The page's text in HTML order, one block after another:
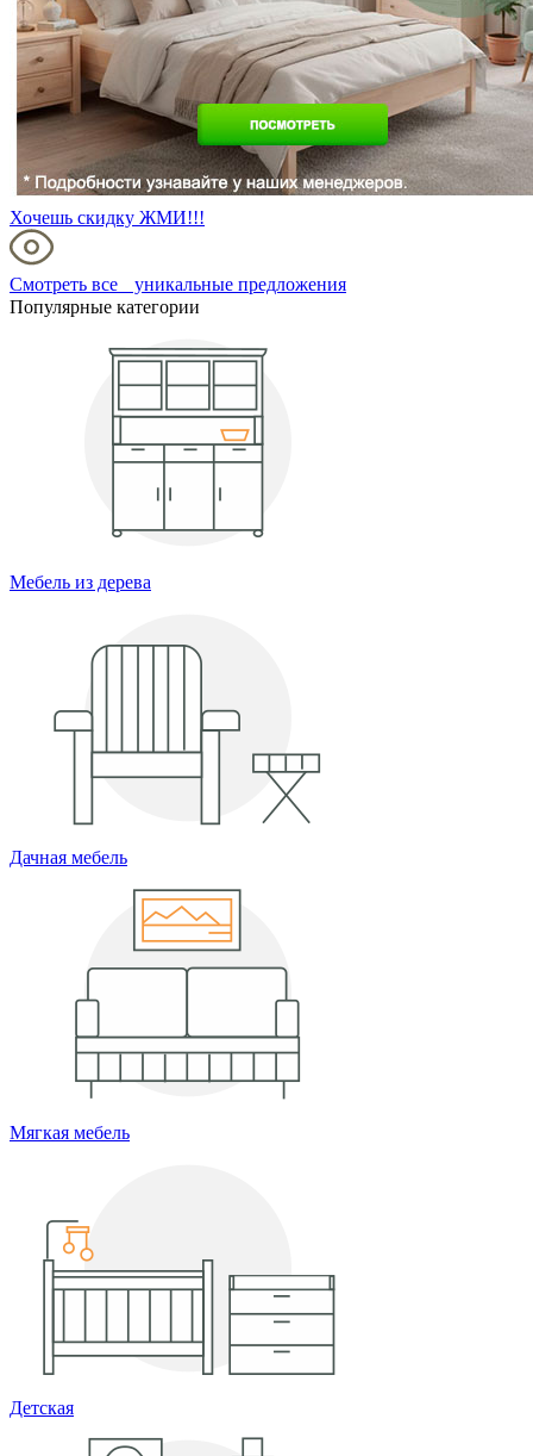
Хочешь скидку ЖМИ!!!
Смотреть все уникальные предложения
Популярные категории
Мебель из дерева
Дачная мебель
Мягкая мебель
Детская